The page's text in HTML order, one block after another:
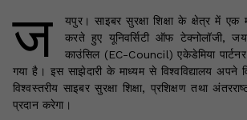
ज
यपुर। साइबर सुरक्षा शिक्षा के क्षेत्र में एक
करते हुए यूनिवर्सिटी ऑफ टेक्नोलॉजी,
काउंसिल (EC-Council) एकेडेमिया पार्टनर
गया है। इस साझेदारी के माध्यम से विश्वविद्यालय अपने
विश्वस्तरीय साइबर सुरक्षा शिक्षा, प्रशिक्षण तथा
प्रदान करेगा।